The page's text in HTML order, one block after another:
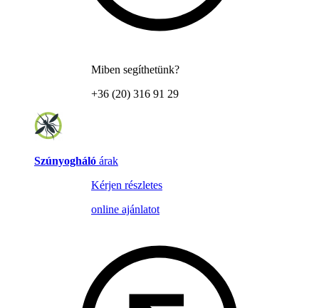
Miben segíthetünk?
+36 (20) 316 91 29
Szúnyogháló árak
Kérjen részletes
online ajánlatot